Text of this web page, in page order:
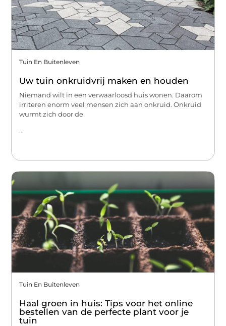
Tuin En Buitenleven
Uw tuin onkruidvrij maken en houden
Niemand wilt in een verwaarloosd huis wonen. Daarom
irriteren enorm veel mensen zich aan onkruid. Onkruid
wurmt zich door de
...
Tuin En Buitenleven
Haal groen in huis: Tips voor het online
bestellen van de perfecte plant voor je
tuin